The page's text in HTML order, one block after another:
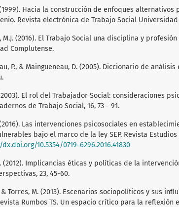
Hacia la construcción de enfoques alternativos
Revista electrónica de Trabajo Social Universidad
M.J. (2016). El Trabajo Social una disciplina y
Complutense.
P., & Maingueneau, D. (2005). Diccionario de
El rol del Trabajador Social: consideraciones
de Trabajo Social, 16, 73 - 91.
(2016). Las intervenciones psicosociales en
bajo el marco de la ley SEP. Revista Estudios
10.5354/0719-6296.2016.41830
(2012). Implicancias éticas y políticas de la
23, 45-60.
& Torres, M. (2013). Escenarios sociopolíticos y sus
Rumbos TS. Un espacio crítico para la reflexión